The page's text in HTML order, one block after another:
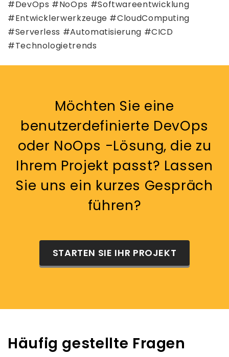
#DevOps #NoOps #Softwareentwicklung
#Entwicklerwerkzeuge #CloudComputing
#Serverless #Automatisierung #CICD
#Technologietrends
Möchten Sie eine
benutzerdefinierte DevOps
oder NoOps -Lösung, die zu
Ihrem Projekt passt? Lassen
Sie uns ein kurzes Gespräch
führen?
STARTEN SIE IHR PROJEKT
Häufig gestellte Fragen